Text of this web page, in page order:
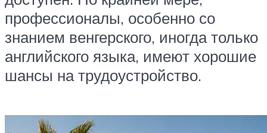
профессионалы, особенно со
знанием венгерского, иногда только
английского языка, имеют хорошие
шансы на трудоустройство.